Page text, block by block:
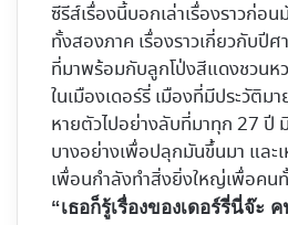
ซีรีส์เรื่องนี้บอกเล่าเรื่องราวก่อน
ทั้งสองภาค เรื่องราวเกี่ยวกับปี
ที่มาพร้อมกับลูกโป่งสีแดงชวนหว
ในเมืองเดอร์รี่ เมืองที่มีประวัติม
หายตัวไปอย่างลับที่มาทุก 27 ปี
บางอย่างเพื่อปลุกมันขึ้นมา และ
เพื่อนกำลังทำสิ่งยิ่งใหญ่เพื่อคน
“เธอก็รู้เรื่องของเดอร์รี่นี่จ๊ะ